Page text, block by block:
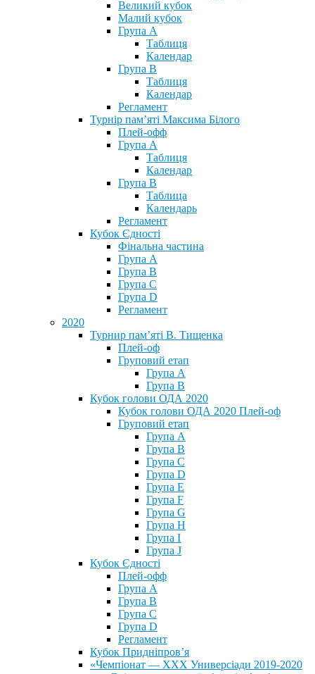
Великий кубок
Малий кубок
Група А
Таблиця
Календар
Група В
Таблиця
Календар
Регламент
Турнір пам’яті Максима Білого
Плей-офф
Група А
Таблиця
Календар
Група В
Таблица
Календарь
Регламент
Кубок Єдності
Фінальна частина
Група А
Група В
Група С
Група D
Регламент
2020
Турнир пам’яті В. Тищенка
Плей-оф
Груповий етап
Група А
Група В
Кубок голови ОДА 2020
Кубок голови ОДА 2020 Плей-оф
Груповий етап
Група A
Група B
Група C
Група D
Група E
Група F
Група G
Група H
Група I
Група J
Кубок Єдності
Плей-офф
Група А
Група В
Група С
Група D
Регламент
Кубок Придніпров’я
«Чемпіонат — ХХХ Универсіади 2019-2020